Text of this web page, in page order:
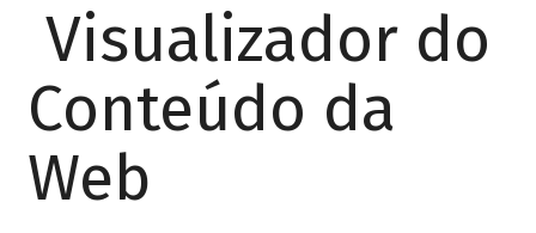
Visualizador do
Conteúdo da
Web